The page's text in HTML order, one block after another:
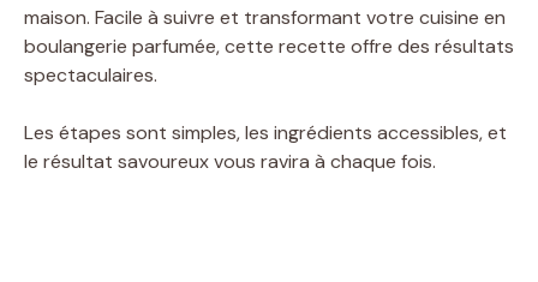
maison. Facile à suivre et transformant votre cuisine en
boulangerie parfumée, cette recette offre des résultats
spectaculaires.
Les étapes sont simples, les ingrédients accessibles, et
le résultat savoureux vous ravira à chaque fois.